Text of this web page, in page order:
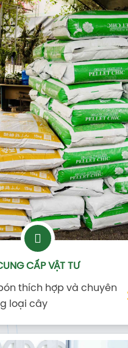
CẤP VẬT TƯ
thích hợp và chuyên
loại cây